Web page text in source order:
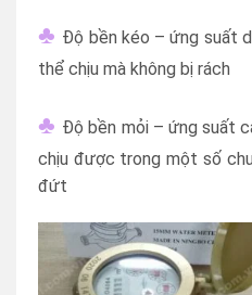
♣ Độ bền kéo – ứng suất
thể chịu mà không bị rách
♣ Độ bền mỏi – ứng suất
chịu được trong một số
đứt